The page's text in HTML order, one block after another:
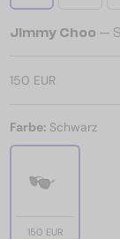
Jimmy Choo —
150 EUR
Farbe: Schwarz
150 EUR